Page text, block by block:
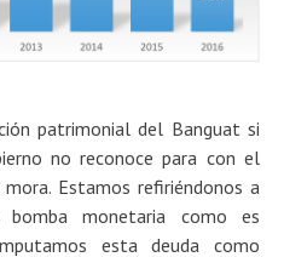
patrimonial del Banguat si
no reconoce para con el
Estamos refiriéndonos a
bomba monetaria como es
esta deuda como